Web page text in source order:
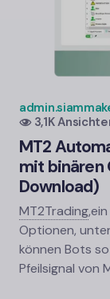
3,1K
MT2
mit binären
Download)
MT2Trading,
Optionen,
können Bots
Pfeilsignal von